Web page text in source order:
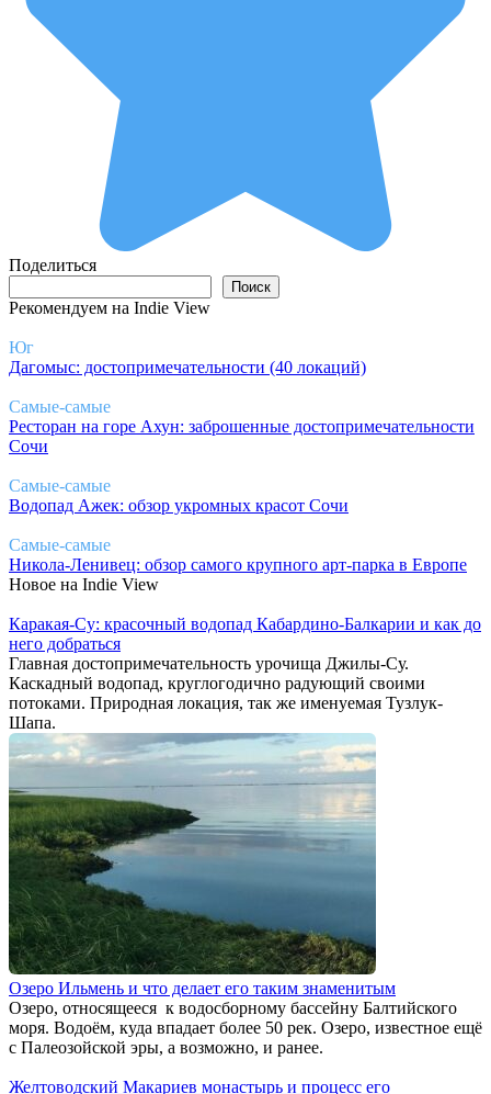
Поделиться
Поиск
Рекомендуем на Indie View
Юг
Дагомыс: достопримечательности (40 локаций)
Самые-самые
Ресторан на горе Ахун: заброшенные достопримечательности
Сочи
Самые-самые
Водопад Ажек: обзор укромных красот Сочи
Самые-самые
Никола-Ленивец: обзор самого крупного арт-парка в Европе
Новое на Indie View
Каракая-Су: красочный водопад Кабардино-Балкарии и как до
него добраться
Главная достопримечательность урочища Джилы-Су.
Каскадный водопад, круглогодично радующий своими
потоками. Природная локация, так же именуемая Тузлук-
Шапа.
Озеро Ильмень и что делает его таким знаменитым
Озеро, относящееся к водосборному бассейну Балтийского
моря. Водоём, куда впадает более 50 рек. Озеро, известное ещё
с Палеозойской эры, а возможно, и ранее.
Желтоводский Макариев монастырь и процесс его